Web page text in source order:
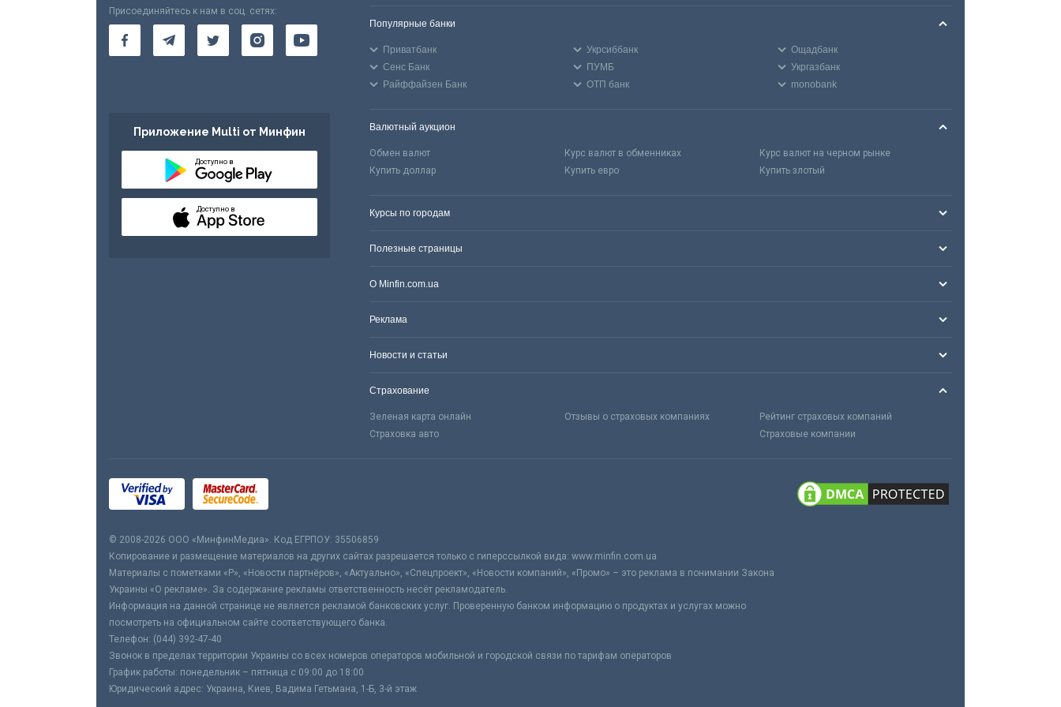
Присоединяйтесь к нам в соц. сетях:
Приложение Multi от Минфин
Доступно в
Доступно в
Популярные банки
Приватбанк Укрсиббанк
Ощадбанк
Сенс Банк
ПУМБ
Укргазбанк
Райффайзен Банк
ОТП банк monobank
Валютный аукцион
Обмен валют Курс валют в обменниках
Курс валют на черном рынке
Купить доллар
Купить евро Купить злотый
Курсы по городам
Полезные страницы
О Minfin.com.ua
Реклама
Новости и статьи
Страхование
Зеленая карта онлайн Отзывы о страховых компаниях
Рейтинг страховых компаний
Страховка авто
Страховые компании
© 2008-2026 ООО «МинфинМедиа». Код ЕГРПОУ: 35506859
Копирование и размещение материалов на других сайтах разрешается только с гиперссылкой вида: www.minfin.com.ua
Материалы с пометками «Р», «Новости партнёров», «Актуально», «Спецпроект», «Новости компаний», «Промо» – это реклама в понимании Закона
Украины «О рекламе». За содержание рекламы ответственность несёт рекламодатель.
Информация на данной странице не является рекламой банковских услуг. Проверенную банком информацию о продуктах и услугах можно
посмотреть на официальном сайте соответствующего банка.
Телефон: (044) 392-47-40
Звонок в пределах территории Украины со всех номеров операторов мобильной и городской связи по тарифам операторов
График работы: понедельник – пятница с 09:00 до 18:00
Юридический адрес: Украина, Киев, Вадима Гетьмана, 1-Б, 3-й этаж